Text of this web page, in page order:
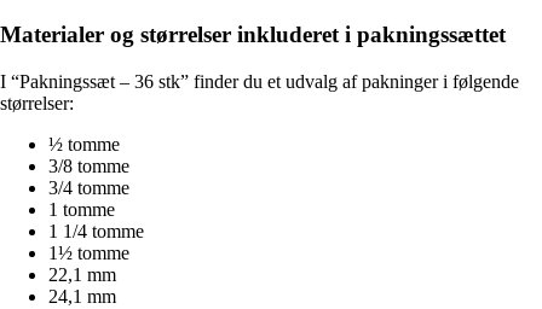
Materialer og størrelser inkluderet i pakningssættet
I “Pakningssæt – 36 stk” finder du et udvalg af pakninger i følgende
størrelser:
½ tomme
3/8 tomme
3/4 tomme
1 tomme
1 1/4 tomme
1½ tomme
22,1 mm
24,1 mm